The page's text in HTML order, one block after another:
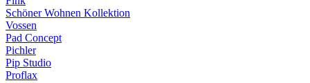
Schöner Wohnen Kollektion
Vossen
Pad Concept
Pichler
Pip Studio
Proflax